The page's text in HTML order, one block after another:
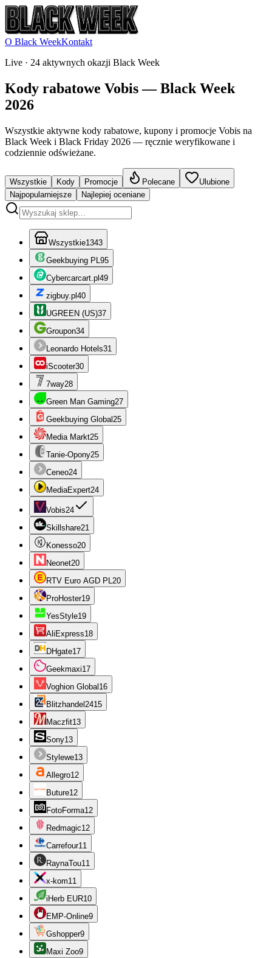
O Black WeekKontakt
Live · 24 aktywnych okazji Black Week
Kody rabatowe Vobis — Black Week
2026
Wszystkie aktywne kody rabatowe, kupony i promocje Vobis na
Black Week i Black Friday 2026 — ręcznie weryfikowane i
codziennie odświeżane.
Wszystkie Kody Promocje Polecane
Ulubione
Najpopularniejsze
Najlepiej oceniane
Wszystkie1343
Geekbuying PL 95
Cybercarcart.pl 49
zigbuy.pl 40
UGREEN (US)37
Groupon34
Leonardo Hotels31
iScooter30
7way28
Green Man Gaming27
Geekbuying Global 25
Media Markt25
Tanie-Opony25
Ceneo24
MediaExpert24
Vobis24
Skillshare21
Konesso20
Neonet20
RTV Euro AGD PL 20
ProHoster19
YesStyle19
AliExpress18
DHgate17
Geekmaxi17
Voghion Global 16
Blitzhandel2415
Maczfit13
Sony13
Stylewe13
Allegro12
Buture12
FotoForma12
Redmagic12
Carrefour11
RaynaTou11
x-kom11
iHerb EUR10
EMP-Online9
Gshopper9
Maxi Zoo9